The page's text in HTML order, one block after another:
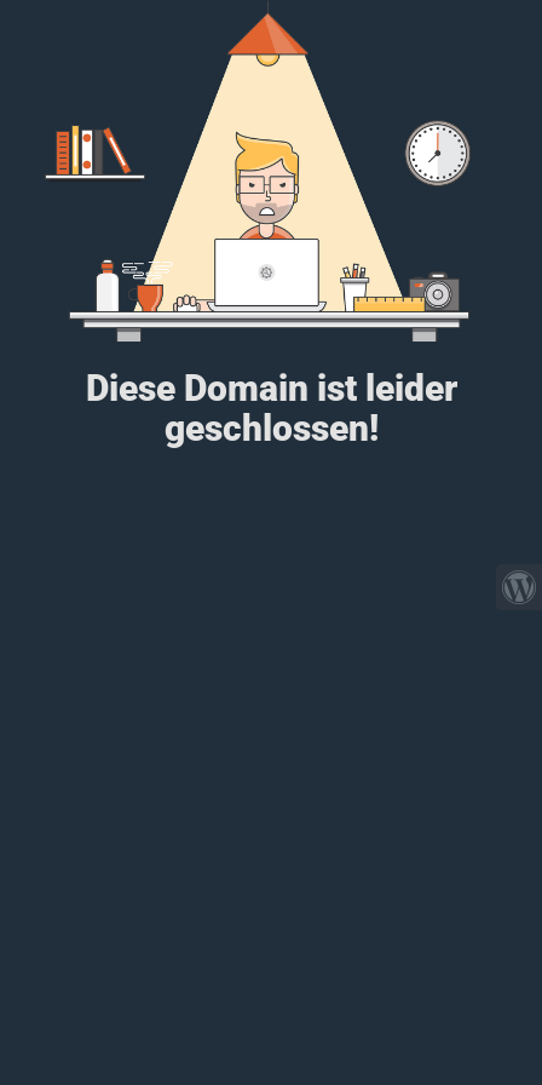
Diese Domain ist leider
geschlossen!